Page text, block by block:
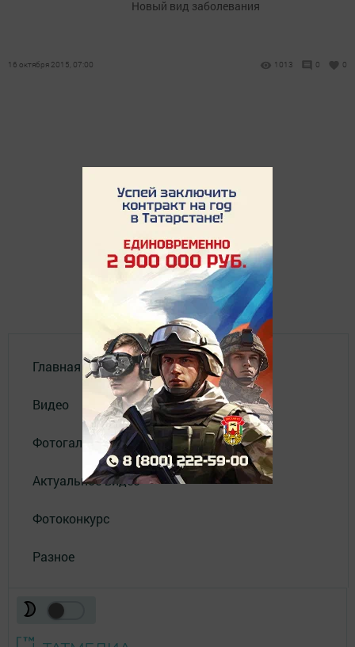
Новый вид заболевания
16 октября 2015, 07:00 1013 0 0
Главная
Видео
Фотогалереи
Актуальное видео
Фотоконкурс
Разное